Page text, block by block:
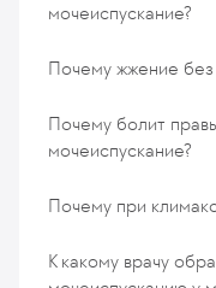
20
мочеиспускание?
20
Почему жжение без
20
Почему болит
мочеиспускание?
Почему при
К какому врачу